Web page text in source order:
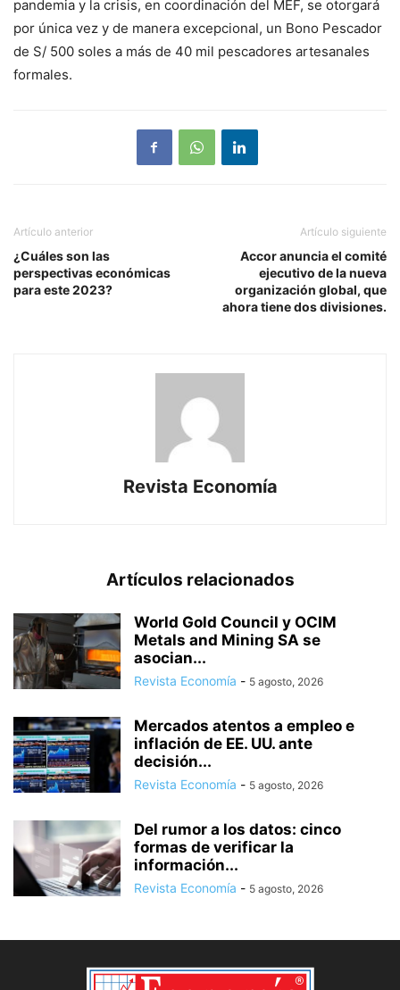
pandemia y la crisis, en coordinación del MEF, se otorgará
por única vez y de manera excepcional, un Bono Pescador
de S/ 500 soles a más de 40 mil pescadores artesanales
formales.
Artículo anterior
¿Cuáles son las
perspectivas económicas
para este 2023?
Artículo siguiente
Accor anuncia el comité
ejecutivo de la nueva
organización global, que
ahora tiene dos divisiones.
Revista Economía
Artículos relacionados
World Gold Council y OCIM
Metals and Mining SA se
asocian...
Revista Economía - 5 agosto, 2026
Mercados atentos a empleo e
inflación de EE. UU. ante
decisión...
Revista Economía - 5 agosto, 2026
Del rumor a los datos: cinco
formas de verificar la
información...
Revista Economía - 5 agosto, 2026